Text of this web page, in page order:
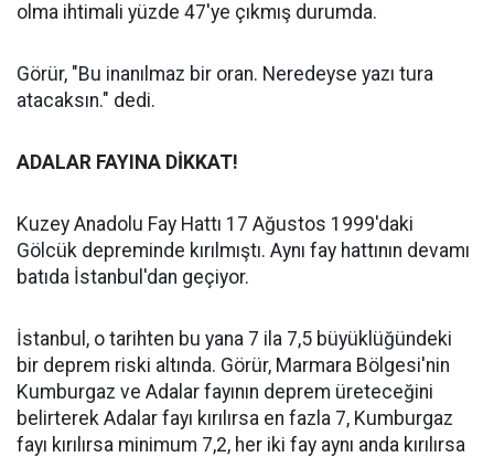
olma ihtimali yüzde 47'ye çıkmış durumda.
Görür, "Bu inanılmaz bir oran. Neredeyse yazı tura
atacaksın." dedi.
ADALAR FAYINA DİKKAT!
Kuzey Anadolu Fay Hattı 17 Ağustos 1999'daki
Gölcük depreminde kırılmıştı. Aynı fay hattının devamı
batıda İstanbul'dan geçiyor.
İstanbul, o tarihten bu yana 7 ila 7,5 büyüklüğündeki
bir deprem riski altında. Görür, Marmara Bölgesi'nin
Kumburgaz ve Adalar fayının deprem üreteceğini
belirterek Adalar fayı kırılırsa en fazla 7, Kumburgaz
fayı kırılırsa minimum 7,2, her iki fay aynı anda kırılırsa